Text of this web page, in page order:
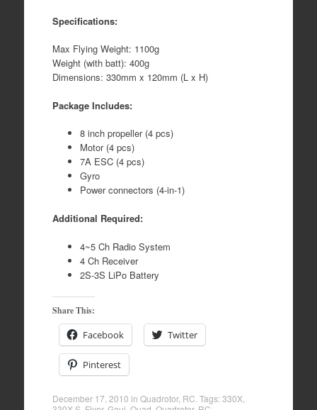
Specifications:
Max Flying Weight: 1100g
Weight (with batt): 400g
Dimensions: 330mm x 120mm (L x H)
Package Includes:
8 inch propeller (4 pcs)
Motor (4 pcs)
7A ESC (4 pcs)
Gyro
Power connectors (4-in-1)
Additional Required:
4~5 Ch Radio System
4 Ch Receiver
2S-3S LiPo Battery
Share This:
Facebook Twitter
Pinterest
December 17, 2010 in Quadrotor, RC . Tags:330X,